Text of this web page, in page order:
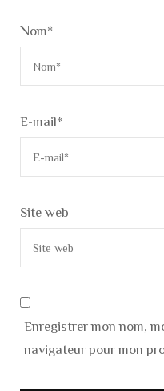
Nom*
E-mail*
Site web
Enregistrer mon nom,
navigateur pour mon